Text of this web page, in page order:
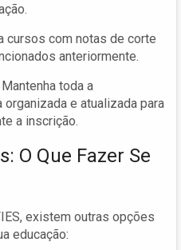
cursos com notas de corte
anteriormente.
Mantenha toda a
e atualizada para
a inscrição.
O Que Fazer Se
existem outras opções
educação: